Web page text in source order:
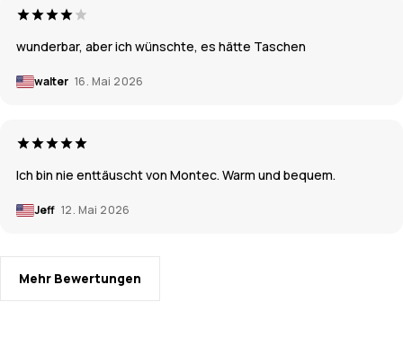
wunderbar, aber ich wünschte, es hätte Taschen
walter 16. Mai 2026
Ich bin nie enttäuscht von Montec. Warm und bequem.
Jeff 12. Mai 2026
Mehr Bewertungen